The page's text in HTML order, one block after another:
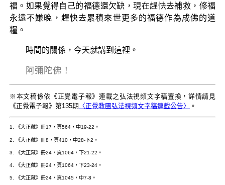
福。如果覺得自己的福德還欠缺，現在趕快去補救，修福
永遠不嫌晚，趕快去累積來世更多的福德作為成佛的道
糧。
時間的關係，今天就講到這裡。
阿彌陀佛！
※本文稿係依《正覺電子報》連載之弘法視頻文字稿置換，詳情請見
《正覺電子報》第135期 〈正覺教團弘法視頻文字稿連載公告〉 。
1. 《大正藏》冊17，頁564，中19-22。
2. 《大正藏》冊8，頁410，中28-下2。
3. 《大正藏》冊24，頁1064，下21-22。
4. 《大正藏》冊24，頁1064，下23-24。
5. 《大正藏》冊24，頁1045，中7-8。